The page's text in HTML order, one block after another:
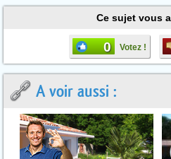
Ce sujet vous
0 Votez !
A voir aussi :